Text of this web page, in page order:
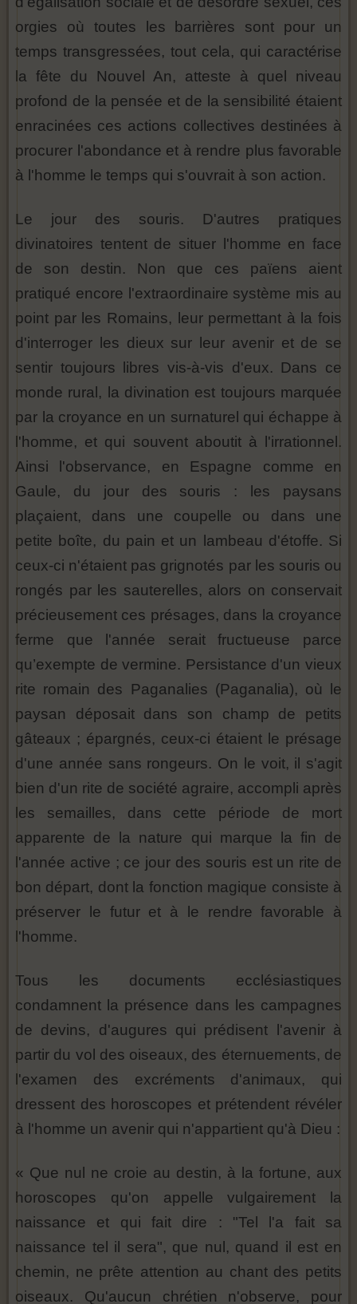
orgies où toutes les barrières sont pour un
temps transgressées, tout cela, qui caractérise
la fête du Nouvel An, atteste à quel niveau
profond de la pensée et de la sensibilité étaient
enracinées ces actions collectives destinées à
procurer l'abondance et à rendre plus favorable
à l'homme le temps qui s'ouvrait à son action.
Le jour des souris. D'autres pratiques
divinatoires tentent de situer l'homme en face
de son destin. Non que ces païens aient
pratiqué encore l'extraordinaire système mis au
point par les Romains, leur permettant à la fois
d'interroger les dieux sur leur avenir et de se
sentir toujours libres vis-à-vis d'eux. Dans ce
monde rural, la divination est toujours marquée
par la croyance en un surnaturel qui échappe à
l'homme, et qui souvent aboutit à l'irrationnel.
Ainsi l'observance, en Espagne comme en
Gaule, du jour des souris : les paysans
plaçaient, dans une coupelle ou dans une
petite boîte, du pain et un lambeau d'étoffe. Si
ceux-ci n'étaient pas grignotés par les souris ou
rongés par les sauterelles, alors on conservait
précieusement ces présages, dans la croyance
ferme que l'année serait fructueuse parce
qu’exempte de vermine. Persistance d'un vieux
rite romain des Paganalies (Paganalia), où le
paysan déposait dans son champ de petits
gâteaux ; épargnés, ceux-ci étaient le présage
d'une année sans rongeurs. On le voit, il s'agit
bien d'un rite de société agraire, accompli après
les semailles, dans cette période de mort
apparente de la nature qui marque la fin de
l'année active ; ce jour des souris est un rite de
bon départ, dont la fonction magique consiste à
préserver le futur et à le rendre favorable à
l'homme.
Tous les documents ecclésiastiques
condamnent la présence dans les campagnes
de devins, d'augures qui prédisent l'avenir à
partir du vol des oiseaux, des éternuements, de
l'examen des excréments d'animaux, qui
dressent des horoscopes et prétendent révéler
à l'homme un avenir qui n'appartient qu'à Dieu :
« Que nul ne croie au destin, à la fortune, aux
horoscopes qu'on appelle vulgairement la
naissance et qui fait dire : "Tel l'a fait sa
naissance tel il sera", que nul, quand il est en
chemin, ne prête attention au chant des petits
oiseaux. Qu'aucun chrétien n'observe, pour